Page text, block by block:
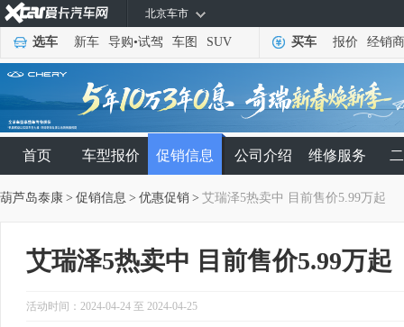
北京车市
选车 新车 导购•试驾 车图 SUV 买车 报价 经销商
首页 车型报价 促销信息 公司介绍 维修服务
葫芦岛泰康 > 促销信息 > 优惠促销 > 艾瑞泽5热卖中 目前售价5.99万起
艾瑞泽5热卖中 目前售价5.99万起
活动时间：2024-04-24 至 2024-04-25